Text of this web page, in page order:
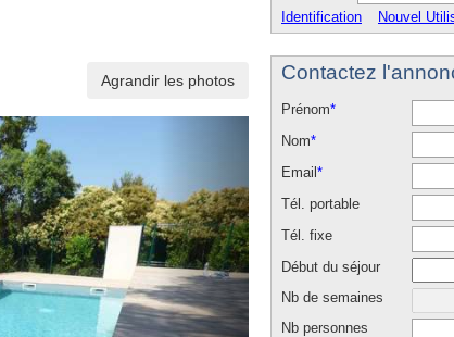
Agrandir les photos
Identification
Nouvel
Contactez
Prénom*
Nom*
Email *
Tél. portable
Tél. fixe
Début du séjour
Nb de semaines
Nb personnes